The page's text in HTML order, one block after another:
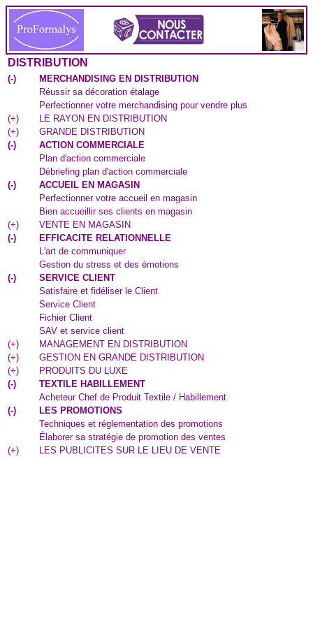
DISTRIBUTION
(-)
MERCHANDISING EN DISTRIBUTION
Réussir sa décoration étalage
Perfectionner votre merchandising pour vendre plus
(+)
LE RAYON EN DISTRIBUTION
(+)
GRANDE DISTRIBUTION
(-)
ACTION COMMERCIALE
Plan d'action commerciale
Débriefing plan d'action commerciale
(-)
ACCUEIL EN MAGASIN
Perfectionner votre accueil en magasin
Bien accueillir ses clients en magasin
(+)
VENTE EN MAGASIN
(-)
EFFICACITE RELATIONNELLE
L'art de communiquer
Gestion du stress et des émotions
(-)
SERVICE CLIENT
Satisfaire et fidéliser le Client
Service Client
Fichier Client
SAV et service client
(+)
MANAGEMENT EN DISTRIBUTION
(+)
GESTION EN GRANDE DISTRIBUTION
(+)
PRODUITS DU LUXE
(-)
TEXTILE HABILLEMENT
Acheteur Chef de Produit Textile / Habillement
(-)
LES PROMOTIONS
Techniques et réglementation des promotions
Élaborer sa stratégie de promotion des ventes
(+) LES PUBLICITES SUR LE LIEU DE VENTE